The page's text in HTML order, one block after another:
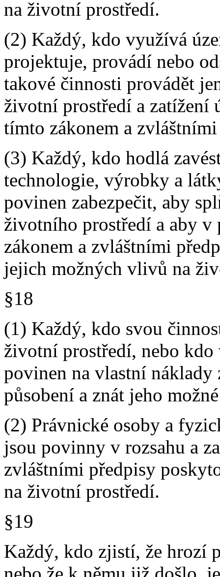
na životní prostředí.
(2) Každý, kdo využívá
projektuje, provádí nebo
takové činnosti provádět
životní prostředí a zatížení
tímto zákonem a
(3) Každý, kdo hodlá
technologie, výrobky a
povinen zabezpečit, aby
životního prostředí a aby v
zákonem a zvláštními
jejich možných vlivů na
§18
(1) Každý, kdo svou
životní prostředí, nebo
povinen na vlastní
působení a znát jeho
(2) Právnické osoby a
jsou povinny v rozsahu a
zvláštními předpisy
na životní prostředí.
§19
Každý, kdo zjistí, že hrozí